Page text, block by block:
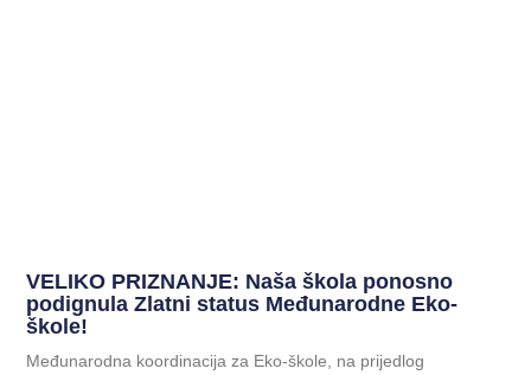
VELIKO PRIZNANJE: Naša škola ponosno
podignula Zlatni status Međunarodne Eko-
škole!
Međunarodna koordinacija za Eko-škole, na prijedlog